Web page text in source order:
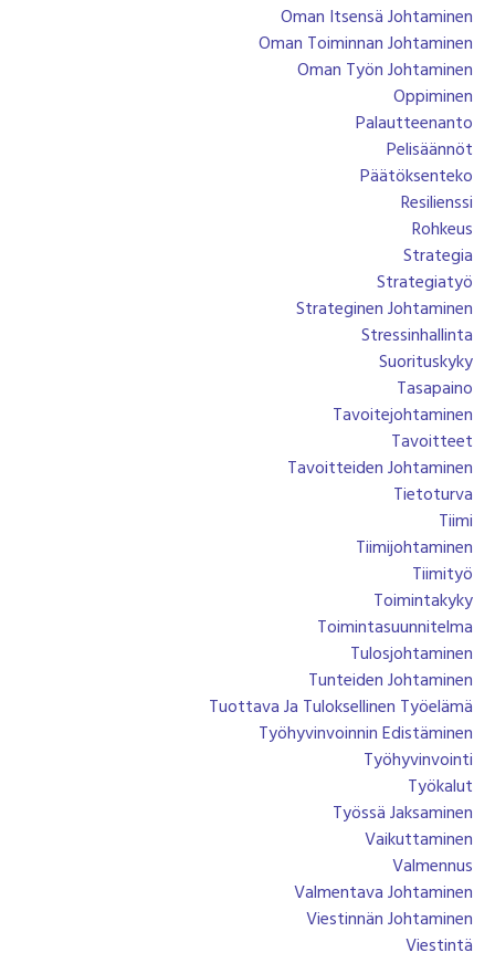
Oman Itsensä Johtaminen
Oman Toiminnan Johtaminen
Oman Työn Johtaminen
Oppiminen
Palautteenanto
Pelisäännöt
Päätöksenteko
Resilienssi
Rohkeus
Strategia
Strategiatyö
Strateginen Johtaminen
Stressinhallinta
Suorituskyky
Tasapaino
Tavoitejohtaminen
Tavoitteet
Tavoitteiden Johtaminen
Tietoturva
Tiimi
Tiimijohtaminen
Tiimityö
Toimintakyky
Toimintasuunnitelma
Tulosjohtaminen
Tunteiden Johtaminen
Tuottava Ja Tuloksellinen Työelämä
Työhyvinvoinnin Edistäminen
Työhyvinvointi
Työkalut
Työssä Jaksaminen
Vaikuttaminen
Valmennus
Valmentava Johtaminen
Viestinnän Johtaminen
Viestintä